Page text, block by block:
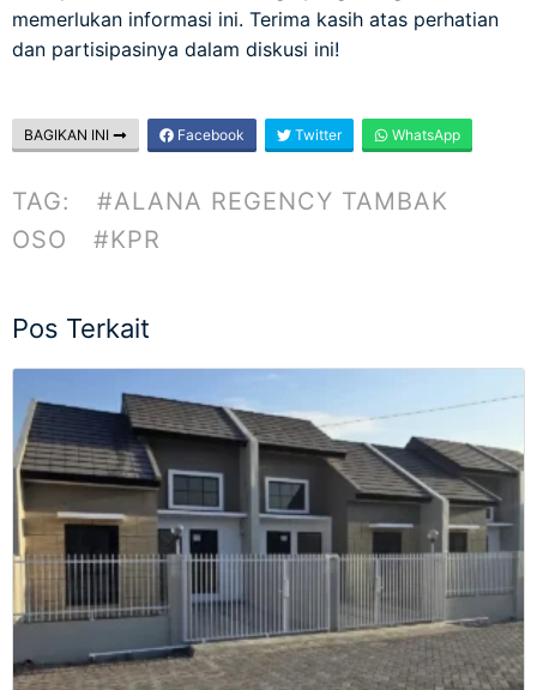
memerlukan informasi ini. Terima kasih atas perhatian
dan partisipasinya dalam diskusi ini!
BAGIKAN INI Facebook Twitter WhatsApp
TAG:
#ALANA REGENCY TAMBAK
OSO
#KPR
Pos Terkait